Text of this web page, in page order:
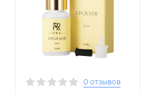
0 отзывов